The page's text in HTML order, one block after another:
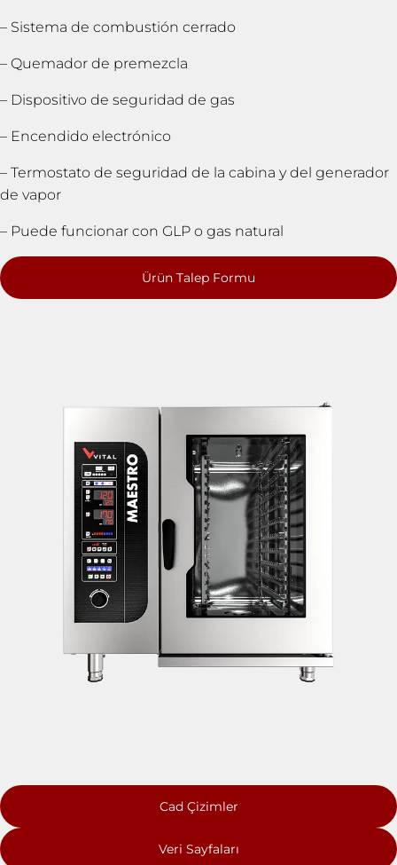
– Sistema de combustión cerrado
– Quemador de premezcla
– Dispositivo de seguridad de gas
– Encendido electrónico
– Termostato de seguridad de la cabina y del generador
de vapor
– Puede funcionar con GLP o gas natural
Ürün Talep Formu
Cad Çizimler
Veri Sayfaları